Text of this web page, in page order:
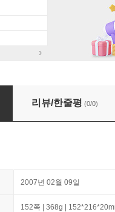
리뷰/한줄평 (0/0)
2007년 02월 09일
152쪽 | 368g |